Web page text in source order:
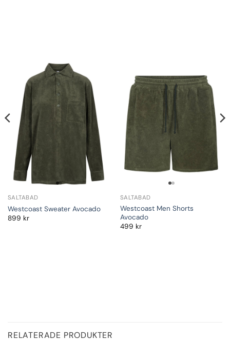
SALTABAD
Westcoast Sweater Avocado
899 kr
SALTABAD
Westcoast Men Shorts
Avocado
499 kr
RELATERADE PRODUKTER